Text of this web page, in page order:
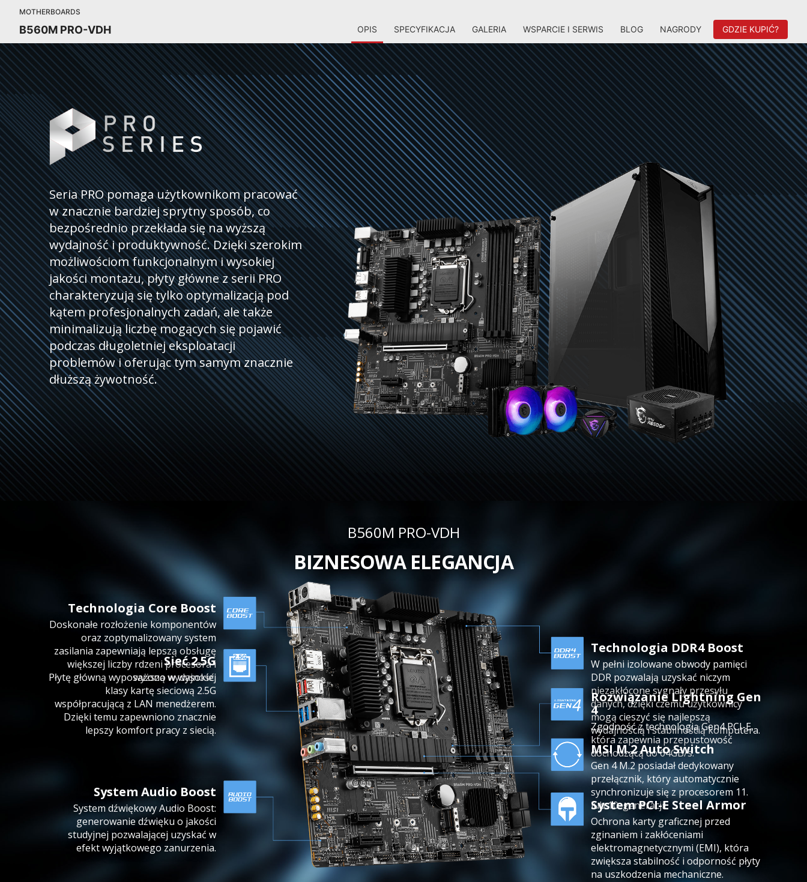
MOTHERBOARDS
B560M PRO-VDH OPIS SPECYFIKACJA GALERIA WSPARCIE I SERWIS BLOG NAGRODY GDZIE KUPIĆ?
Seria PRO pomaga użytkownikom pracować
w znacznie bardziej sprytny sposób, co
bezpośrednio przekłada się na wyższą
wydajność i produktywność. Dzięki szerokim
możliwościom funkcjonalnym i wysokiej
jakości montażu, płyty główne z serii PRO
charakteryzują się tylko optymalizacją pod
kątem profesjonalnych zadań, ale także
minimalizują liczbę mogących się pojawić
podczas długoletniej eksploatacji
problemów i oferując tym samym znacznie
dłuższą żywotność.
B560M PRO-VDH
BIZNESOWA ELEGANCJA
Technologia Core Boost
Doskonałe rozłożenie komponentów
oraz zoptymalizowany system
zasilania zapewniają lepszą obsługę
większej liczby rdzeni procesora i
wyższą wydajność.
Sieć 2.5G
Płytę główną wyposażono w wysokiej
klasy kartę sieciową 2.5G
współpracującą z LAN menedżerem.
Dzięki temu zapewniono znacznie
lepszy komfort pracy z siecią.
System Audio Boost
System dźwiękowy Audio Boost:
generowanie dźwięku o jakości
studyjnej pozwalającej uzyskać w
efekt wyjątkowego zanurzenia.
Technologia DDR4 Boost
W pełni izolowane obwody pamięci
DDR pozwalają uzyskać niczym
niezakłócone sygnały przesyłu
danych, dzięki czemu użytkownicy
mogą cieszyć się najlepszą
wydajnością i stabilnością komputera.
Rozwiązanie Lightning Gen
4
Zgodność z technologią Gen4 PCI-E,
która zapewnia przepustowość
dochodzącą do 64GB/s.
MSI M.2 Auto Switch
Gen 4 M.2 posiadał dedykowany
przełącznik, który automatycznie
synchronizuje się z procesorem 11.
lub 10. generacji.
System PCI-E Steel Armor
Ochrona karty graficznej przed
zginaniem i zakłóceniami
elektromagnetycznymi (EMI), która
zwiększa stabilność i odporność płyty
na uszkodzenia mechaniczne.